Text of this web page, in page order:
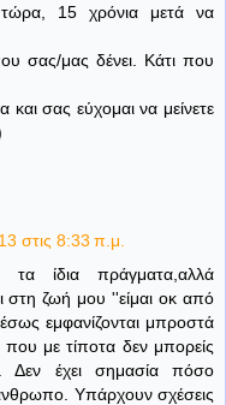
τώρα, 15 χρόνια μετά να
σας/μας δένει. Κάτι που
σας εύχομαι να μείνετε
στις 8:33 π.μ.
τα ίδια πράγματα,αλλά
στη ζωή μου ''είμαι οκ από
εμφανίζονται μπροστά
με τίποτα δεν μπορείς
Δεν έχει σημασία πόσο
Υπάρχουν σχέσεις